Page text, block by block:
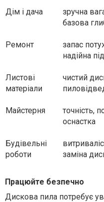
Дім і дача
зручна
базова
Ремонт
запас
надійна
Листові
матеріали
чистий
Майстерня
точність,
оснастка
Будівельні
роботи
заміна
Працюйте безпечно
Дискова пила потребує